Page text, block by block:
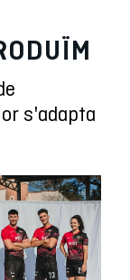
s'adapta